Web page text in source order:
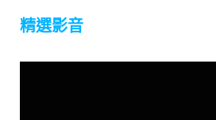
精選影音